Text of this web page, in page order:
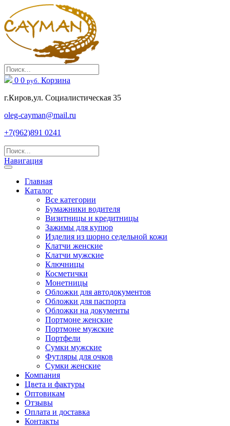
0 0 руб. Корзина
г.Киров,ул. Социалистическая 35
oleg-cayman@mail.ru
+7(962)891 0241
Навигация
Главная
Каталог
Все категории
Бумажники водителя
Визитницы и кредитницы
Зажимы для купюр
Изделия из шорно седельной кожи
Клатчи женские
Клатчи мужские
Ключницы
Косметички
Монетницы
Обложки для автодокументов
Обложки для паспорта
Обложки на документы
Портмоне женские
Портмоне мужские
Портфели
Сумки мужские
Футляры для очков
Сумки женские
Компания
Цвета и фактуры
Оптовикам
Отзывы
Оплата и доставка
Контакты